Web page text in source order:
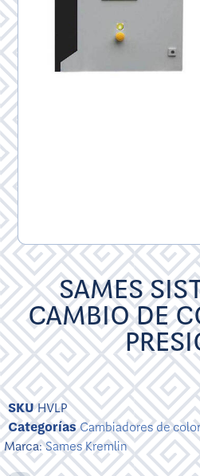
SAMES
CAMBIO DE
SKUHVLP
CategoríasCambiadores de color
Marca:Sames Kremlin